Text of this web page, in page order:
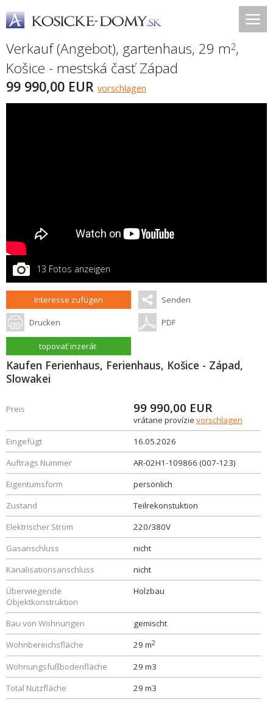
Verkauf (Angebot), gartenhaus, 29 m2,
Košice - mestská časť Západ
99 990,00 EUR vorschlagen
13 Fotos anzeigen
Interesse zufügen Senden
Drucken PDF
topovať inzerát
Kaufen Ferienhaus, Ferienhaus, Košice - Západ,
Slowakei
Preis 99 990,00 EUR
vrátane provízie vorschlagen
Eingefügt
16.05.2026
Auftrags Nummer
AR-02H1-109866 (007-123)
Eigentumsform
persönlich
Zustand
Teilrekonstuktion
Elektrischer Strom
220/380V
Gasanschluss
nicht
Kanalisationsanschluss
nicht
Überwiegende
Objektkonstruktion
Holzbau
Bau von Wohnungen
gemischt
Wohnbereichsfläche
29 m2
Wohnungsfußbodenfläche
29 m3
Total Nutzfläche
29 m3